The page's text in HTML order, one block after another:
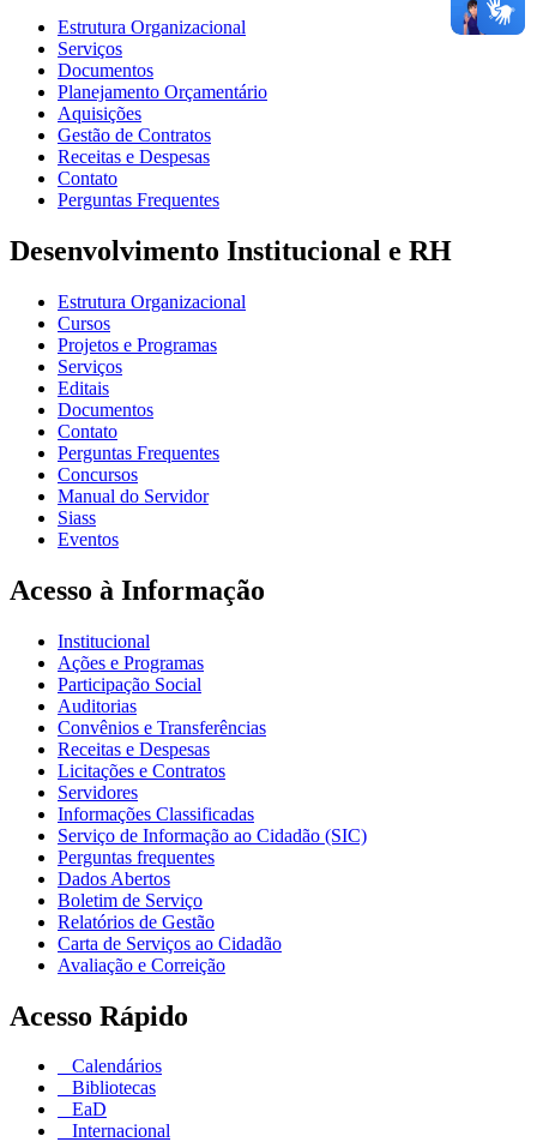
Estrutura Organizacional
Serviços
Documentos
Planejamento Orçamentário
Aquisições
Gestão de Contratos
Receitas e Despesas
Contato
Perguntas Frequentes
Desenvolvimento Institucional e RH
Estrutura Organizacional
Cursos
Projetos e Programas
Serviços
Editais
Documentos
Contato
Perguntas Frequentes
Concursos
Manual do Servidor
Siass
Eventos
Acesso à Informação
Institucional
Ações e Programas
Participação Social
Auditorias
Convênios e Transferências
Receitas e Despesas
Licitações e Contratos
Servidores
Informações Classificadas
Serviço de Informação ao Cidadão (SIC)
Perguntas frequentes
Dados Abertos
Boletim de Serviço
Relatórios de Gestão
Carta de Serviços ao Cidadão
Avaliação e Correição
Acesso Rápido
Calendários
Bibliotecas
EaD
Internacional